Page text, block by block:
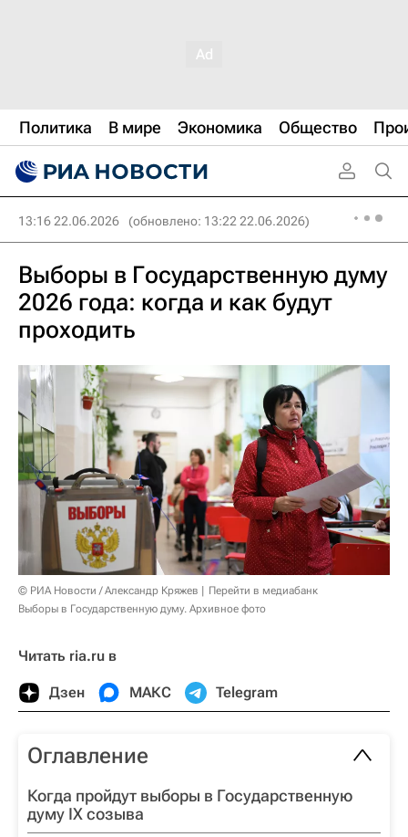
Политика В мире Экономика Общество
13:16 22.06.2026 (обновлено: 13:22 22.06.2026)
Выборы в Государственную думу
2026 года: когда и как будут
проходить
© РИА Новости / Александр Кряжев
Перейти в медиабанк
Выборы в Государственную думу. Архивное фото
Читать ria.ru в
Дзен МАКС Telegram
Оглавление
Когда пройдут выборы в Государственную
думу IX созыва